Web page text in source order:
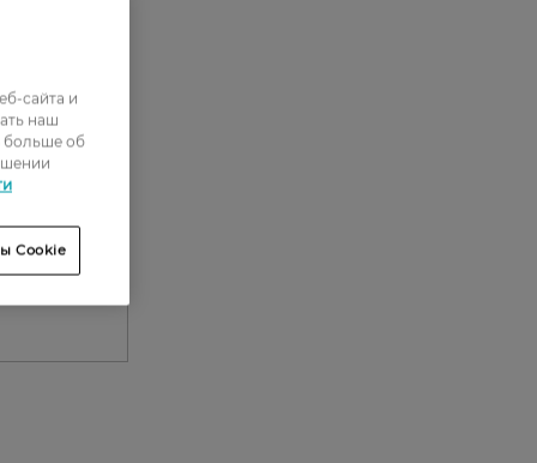
сайта и
наш
больше об
Cookie